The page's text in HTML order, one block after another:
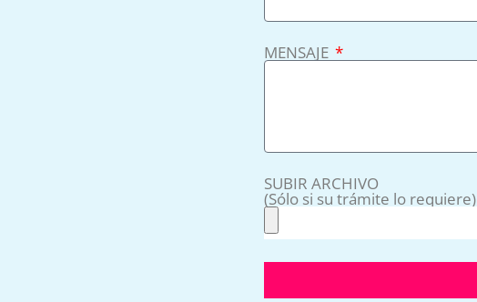
MENSAJE
SUBIR ARCHIVO
(Sólo si su trámite lo requiere)